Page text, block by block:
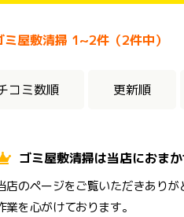
屋敷清掃 1~2件（2件中）
コミ数順 更新順
ゴミ屋敷清掃は当店におま
店のページをご覧いただきあり
業を心がけております。